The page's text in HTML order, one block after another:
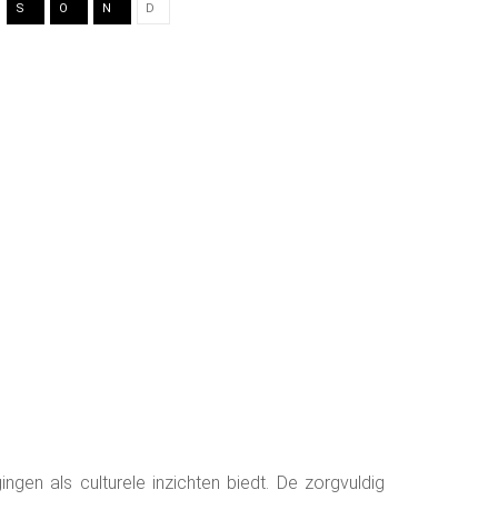
S O N D
als culturele inzichten biedt. De zorgvuldig